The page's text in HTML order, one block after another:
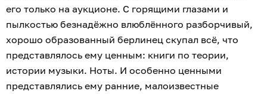
его только на аукционе. С горящими глазами и
пылкостью безнадёжно влюблённого разборчивый,
хорошо образованный берлинец скупал всё, что
представлялось ему ценным: книги по теории,
истории музыки. Ноты. И особенно ценными
представлялись ему ранние, малоизвестные